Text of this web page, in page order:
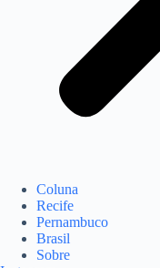
Coluna
Recife
Pernambuco
Brasil
Sobre